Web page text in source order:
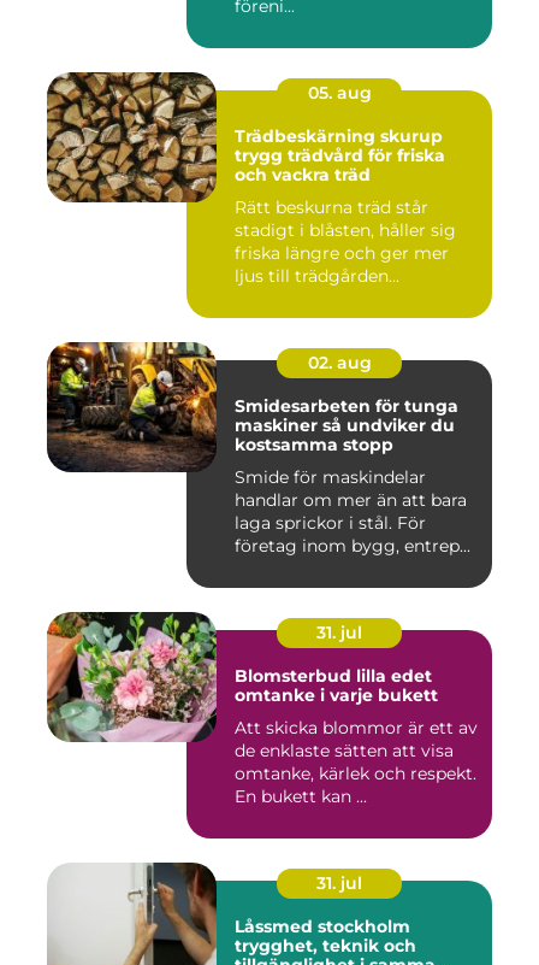
föreni...
05. aug
Trädbeskärning skurup
trygg trädvård för friska
och vackra träd
Rätt beskurna träd står
stadigt i blåsten, håller sig
friska längre och ger mer
ljus till trädgården...
02. aug
Smidesarbeten för tunga
maskiner så undviker du
kostsamma stopp
Smide för maskindelar
handlar om mer än att bara
laga sprickor i stål. För
företag inom bygg, entrep...
31. jul
Blomsterbud lilla edet
omtanke i varje bukett
Att skicka blommor är ett av
de enklaste sätten att visa
omtanke, kärlek och respekt.
En bukett kan ...
31. jul
Låssmed stockholm
trygghet, teknik och